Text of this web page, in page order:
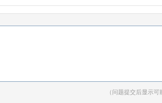
（问题提交后显示